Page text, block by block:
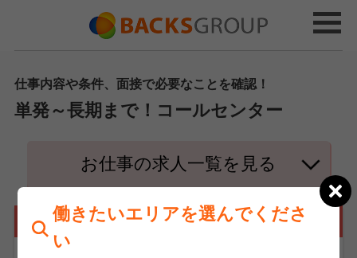
働きたいエリアを選んでくださ
い
仕事内容や条件、面接で必要なことを確認！
単発～長期まで！コールセンター
お仕事の求人一覧を見る
コールセンターの仕事とは